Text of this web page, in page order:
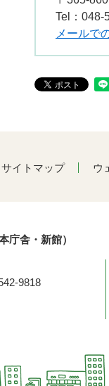
Tel：048-
メールで
サイトマップ ウ
本庁舎・新館）
9818